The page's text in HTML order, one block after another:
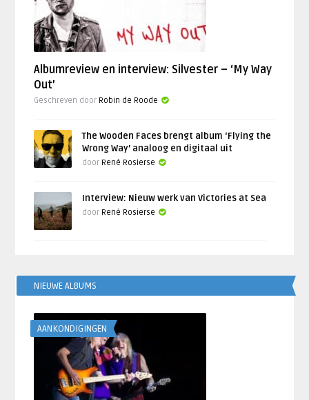
Albumreview en interview: Silvester – ‘My Way
Out’
Geschreven door Robin de Roode
The Wooden Faces brengt album ‘Flying the
Wrong Way’ analoog en digitaal uit
door René Rosierse
Interview: Nieuw werk van Victories at Sea
door René Rosierse
NIEUWE ALBUMS
AANKONDIGINGEN